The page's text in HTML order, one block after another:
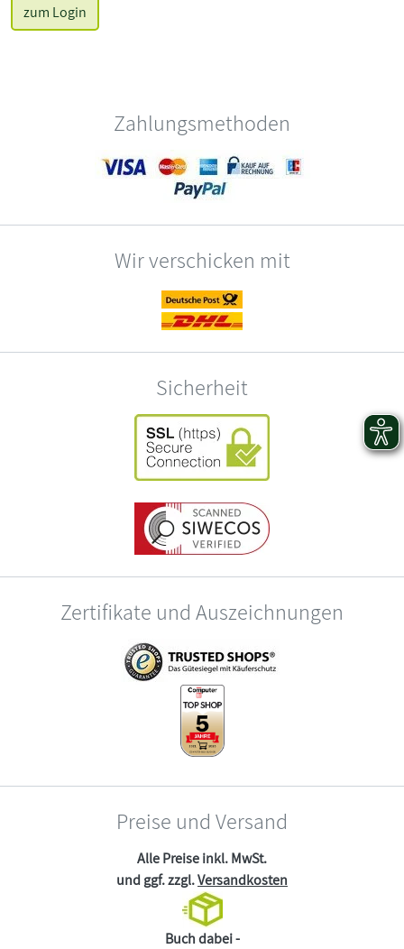
zum Login
Zahlungsmethoden
Wir verschicken mit
Sicherheit
Zertifikate und Auszeichnungen
Preise und Versand
Alle Preise inkl. MwSt.
und ggf. zzgl.Versandkosten
Buch dabei -